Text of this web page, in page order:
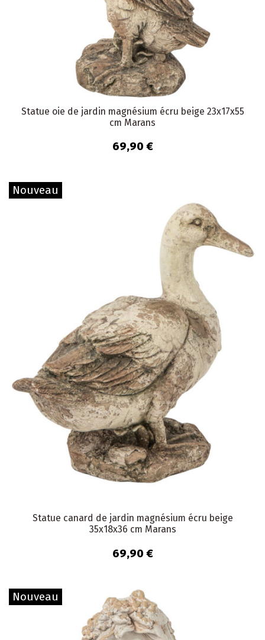
Statue oie de jardin magnésium écru beige 23x17x55
cm Marans
69,90 €
Nouveau
Statue canard de jardin magnésium écru beige
35x18x36 cm Marans
69,90 €
Nouveau